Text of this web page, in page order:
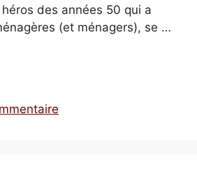
des années 50 qui a
(et ménagers), se …